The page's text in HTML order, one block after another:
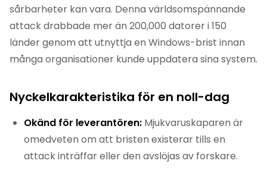
sårbarheter kan vara. Denna världsomspännande
attack drabbade mer än 200,000 datorer i 150
länder genom att utnyttja en Windows-brist innan
många organisationer kunde uppdatera sina system.
Nyckelkarakteristika för en noll-dag
Okänd för leverantören: Mjukvaruskaparen är
omedveten om att bristen existerar tills en
attack inträffar eller den avslöjas av forskare.